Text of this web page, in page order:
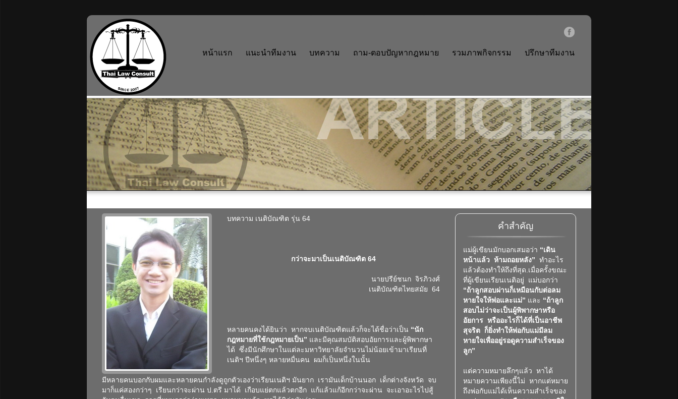
หน้าแรก แนะนำทีมงาน บทความ ถาม-ตอบปัญหากฎหมาย รวมภาพกิจกรรม ปรึกษาทีมงาน
บทความ เนติบัณฑิต รุ่น 64
กว่าจะมาเป็นเนติบัณฑิต 64
นายปรีย์ชนก จิรภิวงศ์
เนติบัณฑิตไทยสมัย 64
หลายคนคงได้ยินว่า หากจบเนติบัณฑิตแล้วก็จะได้ชื่อว่าเป็น “นัก
กฎหมายที่ใช้กฎหมายเป็น” และมีคุณสมบัติสอบอัยการและผู้พิพากษา
ได้ ซึ่งมีนักศึกษาในแต่ละมหาวิทยาลัยจำนวนไม่น้อยเข้ามาเรียนที่
เนติฯ ปีหนึ่งๆ หลายหมื่นคน ผมก็เป็นหนึ่งในนั้น
มีหลายคนบอกกับผมและหลายคนกำลังดูถูกตัวเองว่าเรียนเนติฯ มันยาก เรามันเด็กบ้านนอก เด็กต่างจังหวัด จบ
มาก็แค่สองกว่าๆ เรียนกว่าจะผ่าน ป.ตรี มาได้ เกือบแย่ตกแล้วตกอีก แก้แล้วแก้อีกกว่าจะผ่าน จะเอาอะไรไปสู้
คำสำคัญ
แม่ผู้เขียนมักบอกเสมอว่า “เดิน
หน้าแล้ว ห้ามถอยหลัง” ทำอะไร
แล้วต้องทำให้ถึงที่สุด.เมื่อครั้งขณะ
ที่ผู้เขียนเรียนเนติอยู่ แม่บอกว่า
“ถ้าลูกสอบผ่านก็เหมือนกับต่อลม
หายใจให้พ่อและแม่” และ “ถ้าลูก
สอบไม่ว่าจะเป็นผู้พิพากษาหรือ
อัยการ หรืออะไรก็ได้ที่เป็นอาชีพ
สุจริต ก็ยิ่งทำให้พ่อกับแม่มีลม
หายใจเพื่ออยู่รอดูความสำเร็จของ
ลูก”
แต่ความหมายลึกๆแล้ว หาได้
หมายความเพียงนี้ไม่ หากแต่หมาย
ถึงพ่อกับแม่ได้เห็นความสำเร็จของ